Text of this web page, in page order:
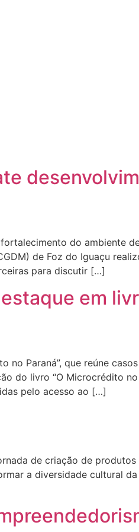
do ambiente
de Foz do Iguaçu
para discutir […]
em
Paraná”, que reúne
do livro “O Microcrédito no
pelo acesso ao […]
de criação de
a diversidade cultural